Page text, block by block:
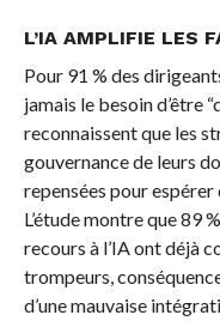
L’IA AMPLIFIE LES
Pour 91 % des
jamais le besoin d’être
reconnaissent que les
gouvernance de leurs
repensées pour
L’étude montre que 89
recours à l’IA ont déjà
trompeurs,
d’une mauvaise